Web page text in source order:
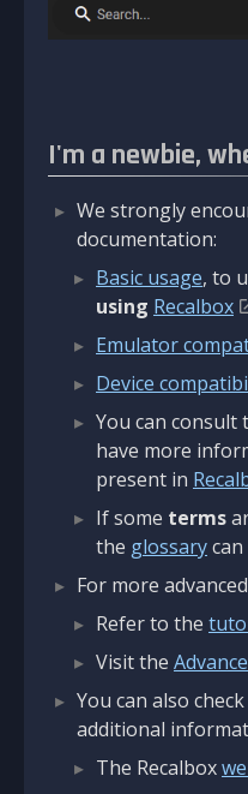
I'm a newbie,
We strongly
documentation:
Basic usage, to
using Recalbox
Emulator
Device
You can consult
have more
present in
If some terms
the glossarycan
For more
Refer to the
Visit the
You can also
additional
The Recalbox